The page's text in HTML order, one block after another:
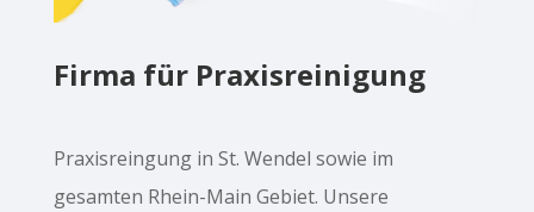
Firma für Praxisreinigung
Praxisreingung in St. Wendel sowie im
gesamten Rhein-Main Gebiet. Unsere